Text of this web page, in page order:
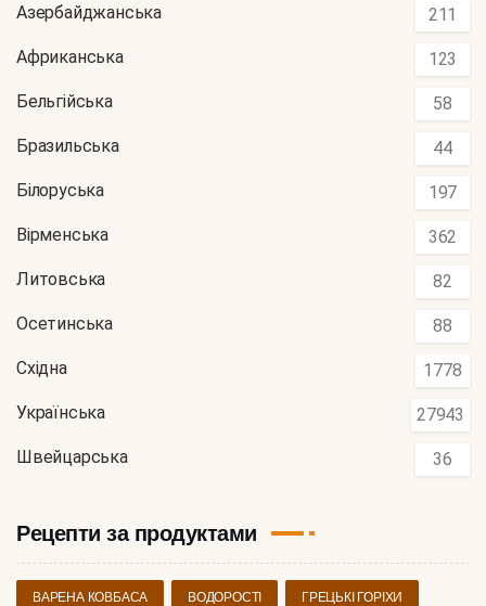
Азербайджанська 211
Африканська 123
Бельгійська 58
Бразильська 44
Білоруська 197
Вірменська 362
Литовська 82
Осетинська 88
Східна 1778
Українська 27943
Швейцарська 36
Рецепти за продуктами
ВАРЕНА КОВБАСА ВОДОРОСТІ ГРЕЦЬКІ ГОРІХИ